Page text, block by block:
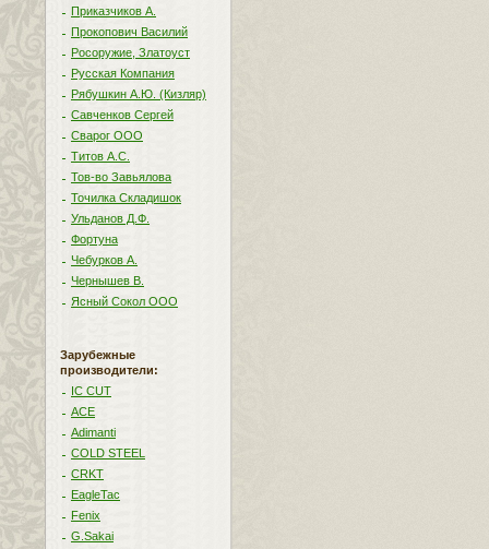
Приказчиков А.
Прокопович Василий
Росоружие, Златоуст
Русская Компания
Рябушкин А.Ю. (Кизляр)
Савченков Сергей
Сварог ООО
Титов А.С.
Тов-во Завьялова
Точилка Складишок
Ульданов Д.Ф.
Фортуна
Чебурков А.
Чернышев В.
Ясный Сокол ООО
Зарубежные
производители:
IC CUT
ACE
Adimanti
COLD STEEL
CRKT
EagleTac
Fenix
G.Sakai